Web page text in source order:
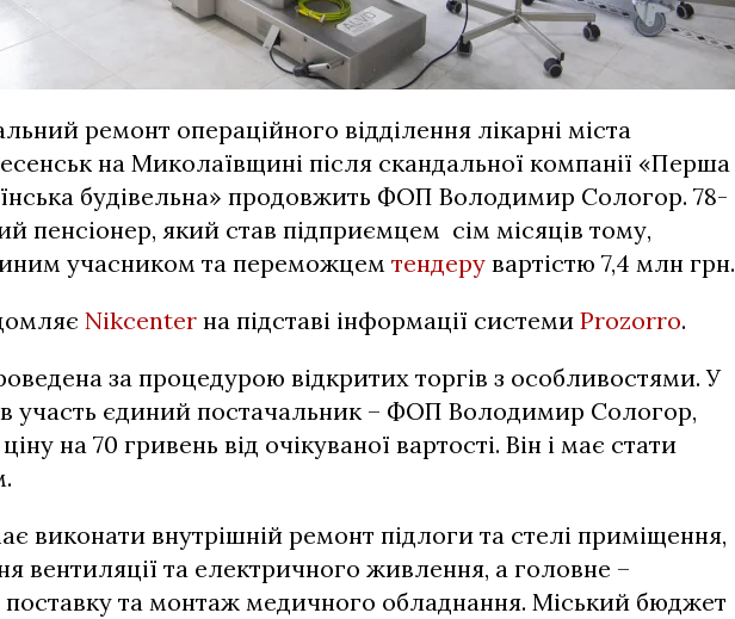
ремонт операційного відділення лікарні міста
на Миколаївщині після скандальної компанії «Перша
будівельна» продовжить ФОП Володимир Сологор. 78-
пенсіонер, який став підприємцем сім місяців тому,
учасником та переможцем тендеру вартістю 7,4 млн грн.
Nikcenter на підставі інформації системи Prozorro.
за процедурою відкритих торгів з особливостями. У
участь єдиний постачальник – ФОП Володимир Сологор,
на 70 гривень від очікуваної вартості. Він і має стати
виконати внутрішній ремонт підлоги та стелі приміщення,
вентиляції та електричного живлення, а головне –
поставку та монтаж медичного обладнання. Міський бюджет